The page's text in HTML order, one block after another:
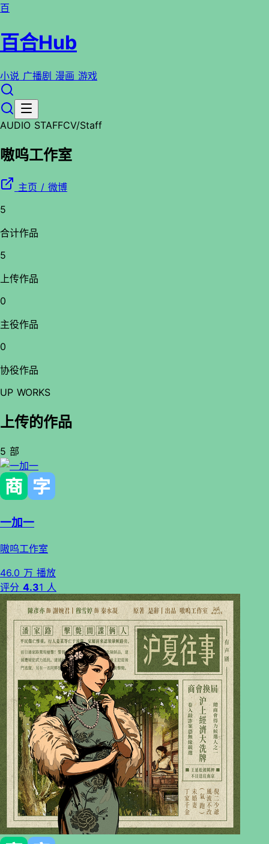
百
百合Hub
小说 广播剧 漫画 游戏
AUDIO STAFFCV/Staff
嗷呜工作室
主页 / 微博
5
合计作品
5
上传作品
0
主役作品
0
协役作品
UP WORKS
上传的作品
5 部
一加一
嗷呜工作室
46.0 万 播放
评分 4.31 人